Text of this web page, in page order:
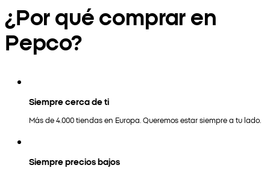
¿Por qué comprar en
Pepco?
Siempre cerca de ti
Más de 4.000 tiendas en Europa. Queremos estar siempre a tu lado.
Siempre precios bajos